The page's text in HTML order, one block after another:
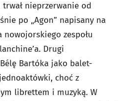
trwał nieprzerwanie od
po „Agon” napisany na
zespołu
Drugi
Bartóka jako balet-
choć z
librettem i muzyką. W